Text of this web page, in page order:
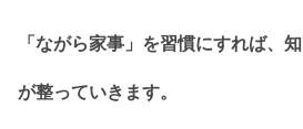
「ながら家事」を習慣にすれば、
が整っていきます。